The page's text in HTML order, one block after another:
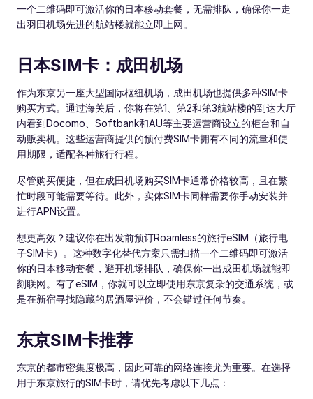
一个二维码即可激活你的日本移动套餐，无需排队，确保你一走
出羽田机场先进的航站楼就能立即上网。
日本SIM卡：成田机场
作为东京另一座大型国际枢纽机场，成田机场也提供多种SIM卡
购买方式。通过海关后，你将在第1、第2和第3航站楼的到达大厅
内看到Docomo、Softbank和AU等主要运营商设立的柜台和自
动贩卖机。这些运营商提供的预付费SIM卡拥有不同的流量和使
用期限，适配各种旅行行程。
尽管购买便捷，但在成田机场购买SIM卡通常价格较高，且在繁
忙时段可能需要等待。此外，实体SIM卡同样需要你手动安装并
进行APN设置。
想更高效？建议你在出发前预订Roamless的旅行eSIM（旅行电
子SIM卡）。这种数字化替代方案只需扫描一个二维码即可激活
你的日本移动套餐，避开机场排队，确保你一出成田机场就能即
刻联网。有了eSIM，你就可以立即使用东京复杂的交通系统，或
是在新宿寻找隐藏的居酒屋评价，不会错过任何节奏。
东京SIM卡推荐
东京的都市密集度极高，因此可靠的网络连接尤为重要。在选择
用于东京旅行的SIM卡时，请优先考虑以下几点：